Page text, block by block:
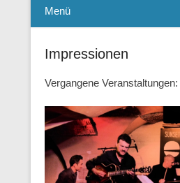
Menü
Impressionen
Vergangene Veranstaltungen: